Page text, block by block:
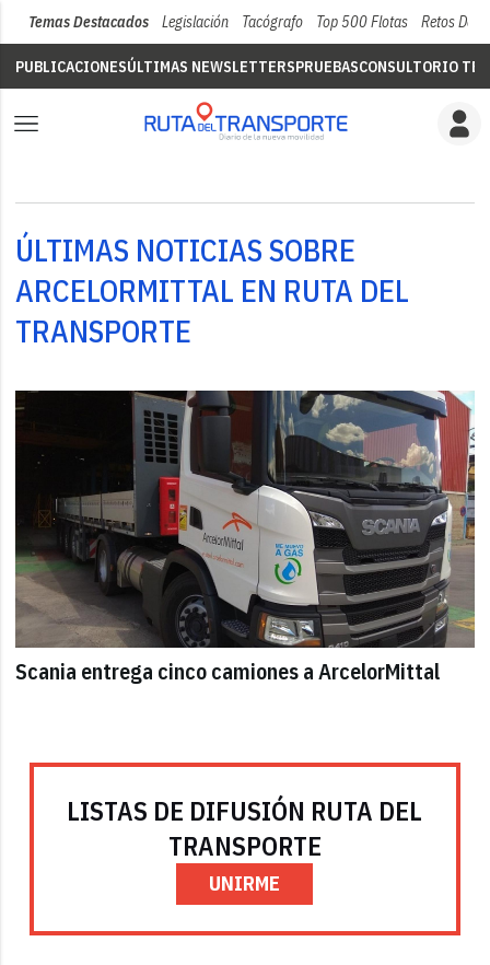
Temas Destacados Legislación Tacógrafo Top 500 Flotas Retos Del
PUBLICACIONESÚLTIMAS NEWSLETTERSPRUEBASCONSULTORIO
ÚLTIMAS NOTICIAS SOBRE
ARCELORMITTAL EN RUTA DEL
TRANSPORTE
Scania entrega cinco camiones a ArcelorMittal
LISTAS DE DIFUSIÓN RUTA DEL
TRANSPORTE
UNIRME